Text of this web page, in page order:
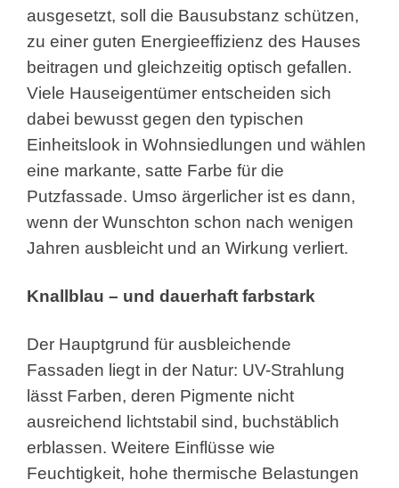
ausgesetzt, soll die Bausubstanz schützen,
zu einer guten Energieeffizienz des Hauses
beitragen und gleichzeitig optisch gefallen.
Viele Hauseigentümer entscheiden sich
dabei bewusst gegen den typischen
Einheitslook in Wohnsiedlungen und wählen
eine markante, satte Farbe für die
Putzfassade. Umso ärgerlicher ist es dann,
wenn der Wunschton schon nach wenigen
Jahren ausbleicht und an Wirkung verliert.
Knallblau – und dauerhaft farbstark
Der Hauptgrund für ausbleichende
Fassaden liegt in der Natur: UV-Strahlung
lässt Farben, deren Pigmente nicht
ausreichend lichtstabil sind, buchstäblich
erblassen. Weitere Einflüsse wie
Feuchtigkeit, hohe thermische Belastungen